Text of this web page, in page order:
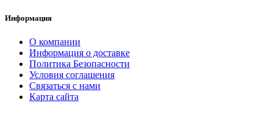
Информация
О компании
Информация о доставке
Политика Безопасности
Условия соглашения
Связаться с нами
Карта сайта